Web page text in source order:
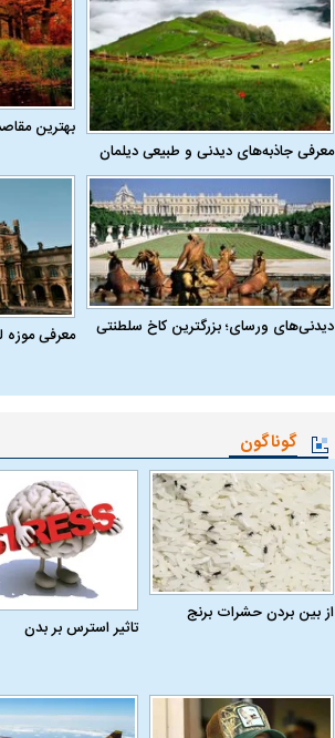
معرفی جاذبه‌های دیدنی و طبیعی دیلمان
بهترین
دیدنی‌های ورسای؛ بزرگترین کاخ سلطنتی
معرفی موزه
گوناگون
از بین بردن حشرات برنج
تاثیر استرس بر بدن